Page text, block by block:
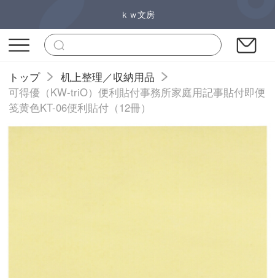
ｋｗ文房
トップ
机上整理／収納用品
可得優（KW-triO）便利貼付事務所家庭用記事貼付即便
笺黄色KT-06便利貼付（12冊）